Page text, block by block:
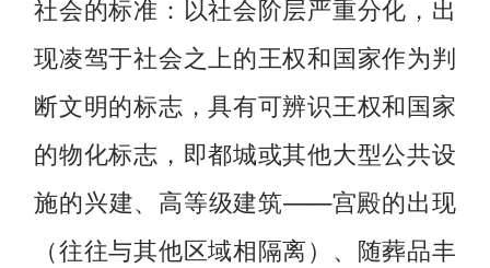
社会的标准：以社会阶层严重分化，出
现凌驾于社会之上的王权和国家作为判
断文明的标志，具有可辨识王权和国家
的物化标志，即都城或其他大型公共设
施的兴建、高等级建筑——宫殿的出现
（往往与其他区域相隔离）、随葬品丰